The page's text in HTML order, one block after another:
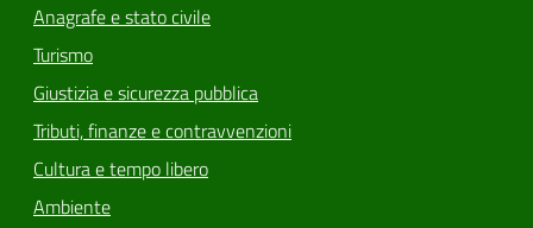
Anagrafe e stato civile
Turismo
Giustizia e sicurezza pubblica
Tributi, finanze e contravvenzioni
Cultura e tempo libero
Ambiente